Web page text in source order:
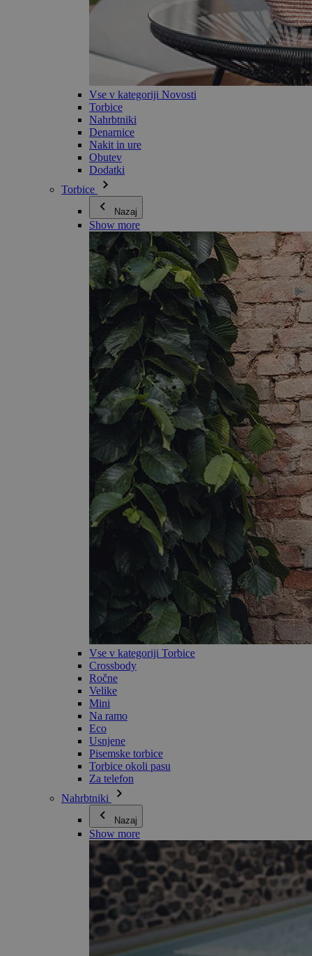
Vse v kategoriji Novosti
Torbice
Nahrbtniki
Denarnice
Nakit in ure
Obutev
Dodatki
Torbice
Nazaj
Show more
Vse v kategoriji Torbice
Crossbody
Ročne
Velike
Mini
Na ramo
Eco
Usnjene
Pisemske torbice
Torbice okoli pasu
Za telefon
Nahrbtniki
Nazaj
Show more